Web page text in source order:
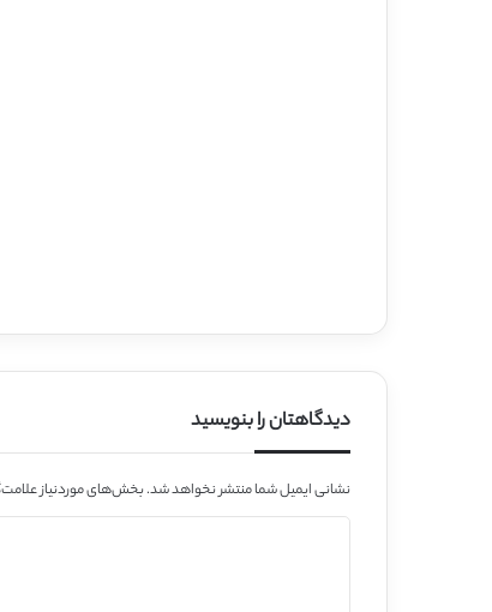
دیدگاهتان را بنویسید
نشانی ایمیل شما منتشر نخواهد شد.بخش‌های موردنیاز